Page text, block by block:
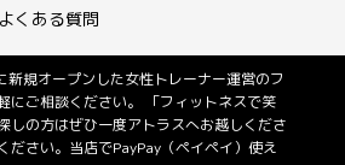
よくある質問
規オープンした女性トレーナー運営のフ
にご相談ください。 「フィットネスで笑
しの方はぜひ一度アトラスへお越しくださ
さい。当店でPayPay（ペイペイ）使え